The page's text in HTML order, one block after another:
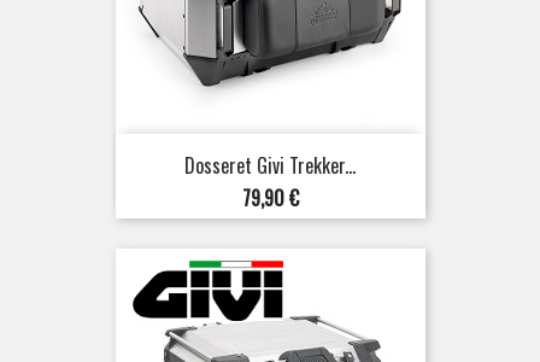
Dosseret Givi Trekker...
Prix
79,90 €